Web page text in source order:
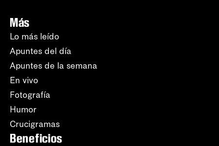
Más
Lo más leído
Apuntes del día
Apuntes de la semana
En vivo
Fotografía
Humor
Crucigramas
Beneficios